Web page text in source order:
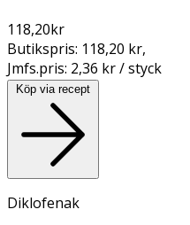
118,20kr
Butikspris: 118,20 kr,
Jmfs.pris: 2,36 kr / styck
Köp via recept
Diklofenak